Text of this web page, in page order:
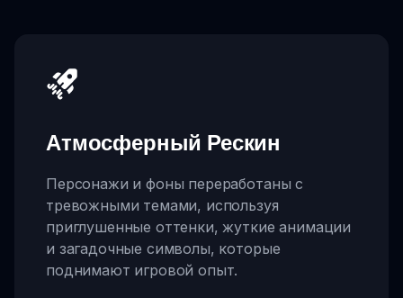
Атмосферный Рескин
Персонажи и фоны переработаны с
тревожными темами, используя
приглушенные оттенки, жуткие анимации
и загадочные символы, которые
поднимают игровой опыт.